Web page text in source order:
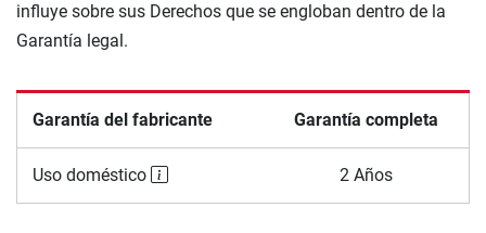
influye sobre sus Derechos que se engloban dentro de la
Garantía legal.
Garantía del fabricante Garantía completa
Uso doméstico 2 Años